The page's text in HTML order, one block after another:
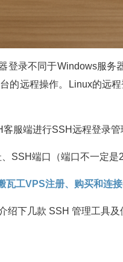
登录不同于Windows服务
的远程操作。Linux的远
服端进行SSH远程登录管
SSH端口（端口不一定是
瓦工VPS注册、购买和连
下几款 SSH 管理工具及